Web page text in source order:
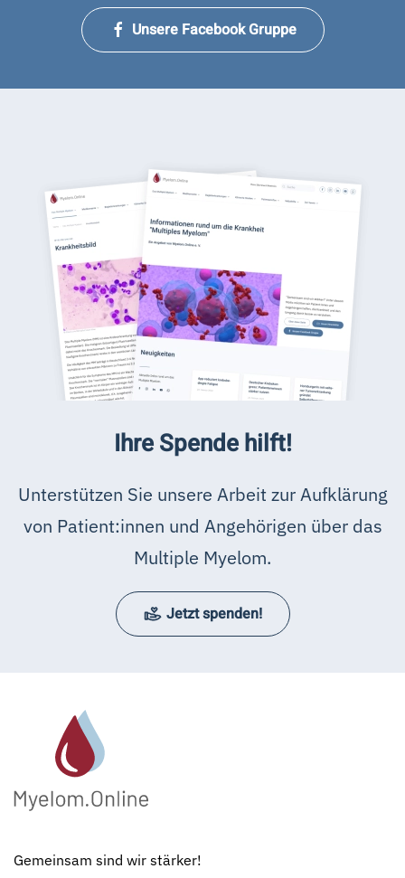
Unsere Facebook Gruppe
Ihre Spende hilft!
Unterstützen Sie unsere Arbeit zur Aufklärung
von Patient:innen und Angehörigen über das
Multiple Myelom.
Jetzt spenden!
Gemeinsam sind wir stärker!